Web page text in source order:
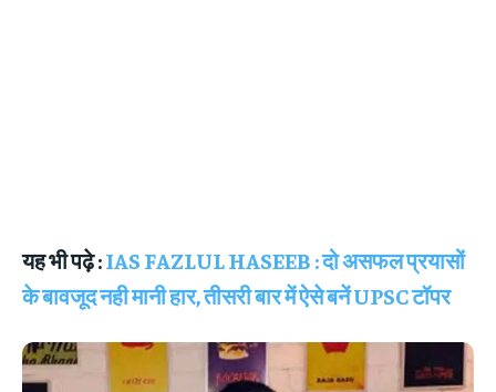
यह भी पढ़े :IAS FAZLUL HASEEB : दो असफल प्रयासों
के बावजूद नही मानी हार, तीसरी बार में ऐसे बनें UPSC टॉपर